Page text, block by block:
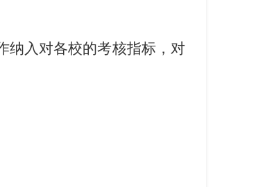
纳入对各校的考核指标，对